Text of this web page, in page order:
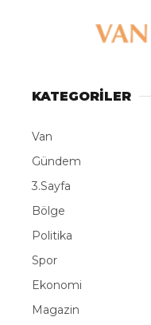
KATEGORİLER
Van
Gündem
3.Sayfa
Bölge
Politika
Spor
Ekonomi
Magazin